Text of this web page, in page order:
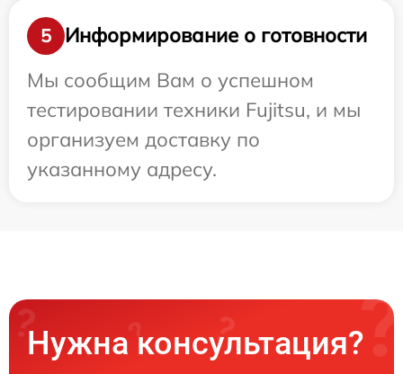
5
Информирование о готовности
Мы сообщим Вам о успешном
тестировании техники Fujitsu, и мы
организуем доставку по
указанному адресу.
Нужна консультация?